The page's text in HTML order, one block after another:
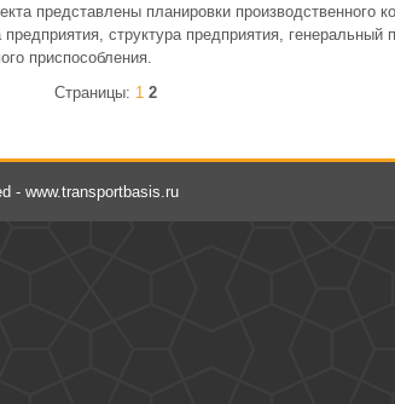
представлены планировки производственного
структура предприятия, генеральный
приспособления.
Страницы: 1 2
- www.transportbasis.ru